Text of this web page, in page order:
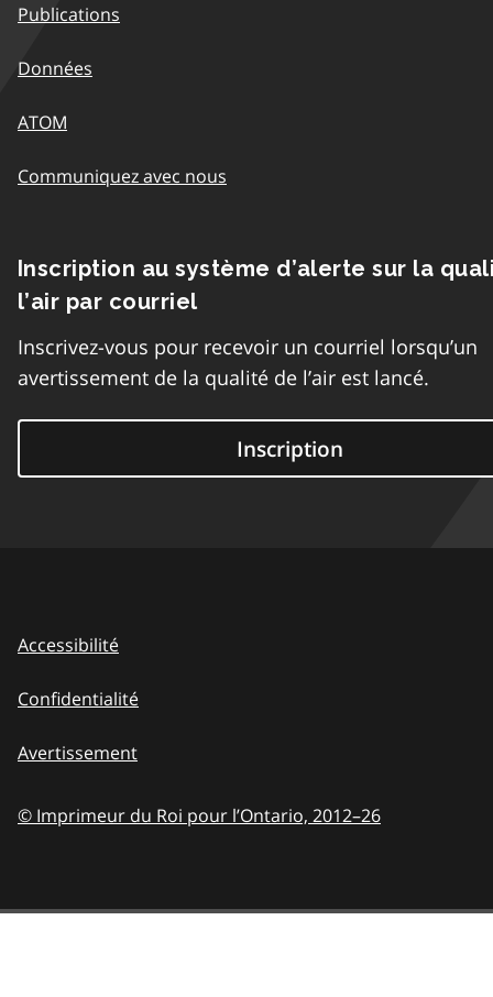
Publications
Données
ATOM
Communiquez avec nous
Inscription au système d’alerte sur la
l’air par courriel
Inscrivez-vous pour recevoir un courriel lorsqu’un
avertissement de la qualité de l’air est lancé.
Inscription
Accessibilité
Confidentialité
Avertissement
© Imprimeur du Roi pour l’Ontario, 2012–26